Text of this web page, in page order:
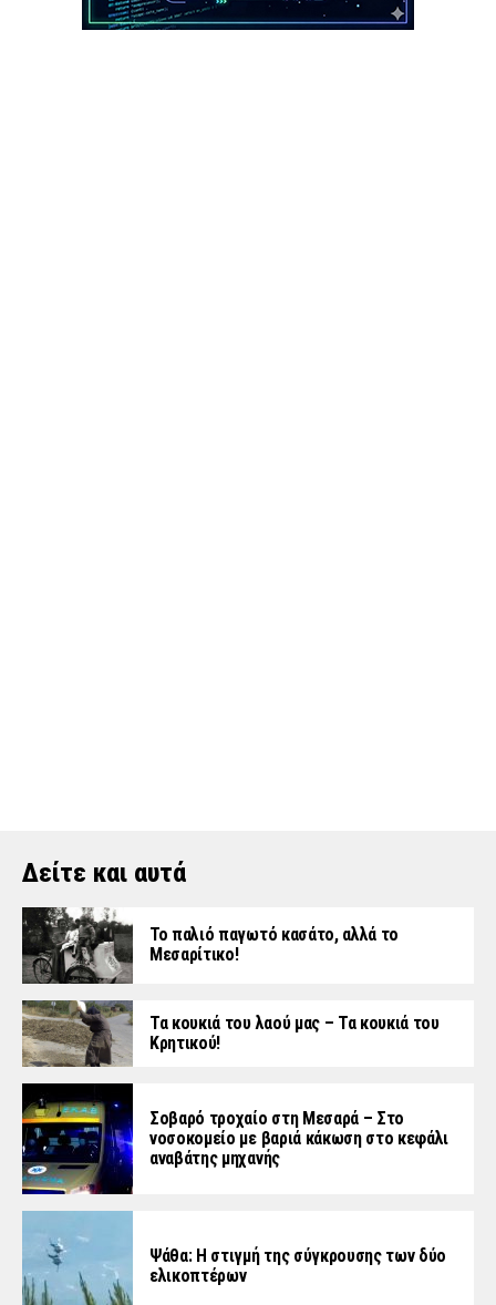
Δείτε και αυτά
Το παλιό παγωτό κασάτο, αλλά το
Μεσαρίτικο!
Τα κουκιά του λαού μας – Τα κουκιά του
Κρητικού!
Σοβαρό τροχαίο στη Μεσαρά – Στο
νοσοκομείο με βαριά κάκωση στο κεφάλι
αναβάτης μηχανής
Ψάθα: Η στιγμή της σύγκρουσης των δύο
ελικοπτέρων